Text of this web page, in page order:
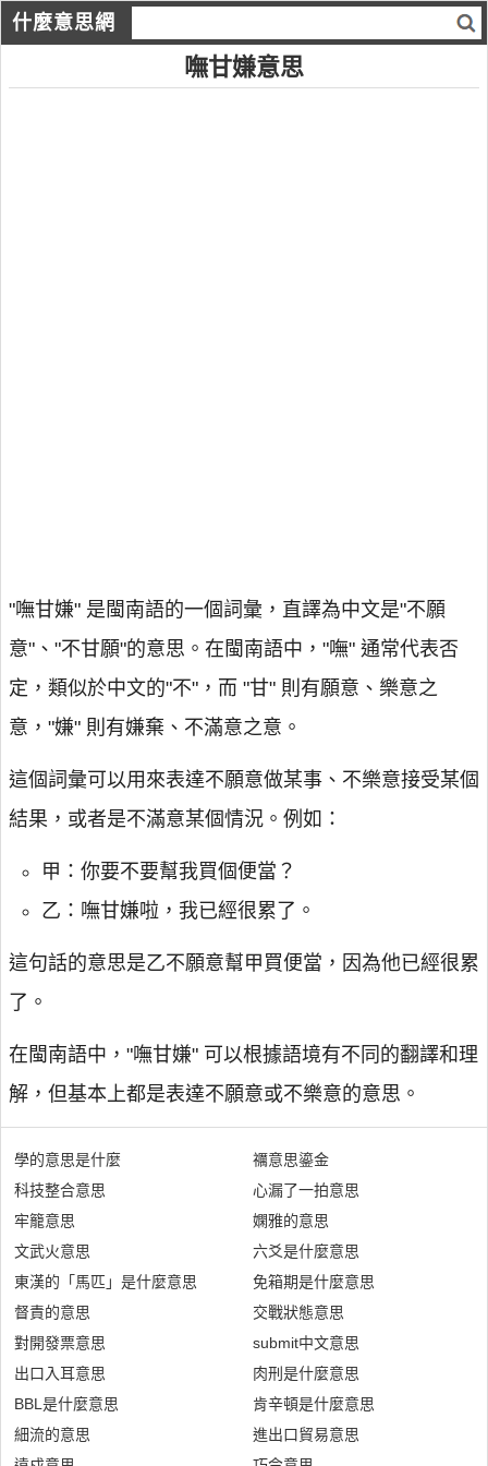
什麼意思網
嘸甘嫌意思
"嘸甘嫌" 是閩南語的一個詞彙，直譯為中文是"不願
意"、"不甘願"的意思。在閩南語中，"嘸" 通常代表否
定，類似於中文的"不"，而 "甘" 則有願意、樂意之
意，"嫌" 則有嫌棄、不滿意之意。
這個詞彙可以用來表達不願意做某事、不樂意接受某個
結果，或者是不滿意某個情況。例如：
甲：你要不要幫我買個便當？
乙：嘸甘嫌啦，我已經很累了。
這句話的意思是乙不願意幫甲買便當，因為他已經很累
了。
在閩南語中，"嘸甘嫌" 可以根據語境有不同的翻譯和理
解，但基本上都是表達不願意或不樂意的意思。
學的意思是什麼
科技整合意思
牢籠意思
文武火意思
東漢的「馬匹」是什麼意思
督責的意思
對開發票意思
出口入耳意思
BBL是什麼意思
細流的意思
禲意思鎏金
心漏了一拍意思
嫻雅的意思
六爻是什麼意思
免箱期是什麼意思
交戰狀態意思
submit中文意思
肉刑是什麼意思
肯辛頓是什麼意思
進出口貿易意思